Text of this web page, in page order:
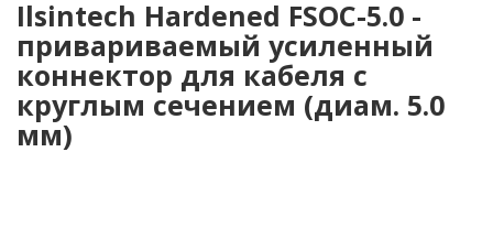
Ilsintech Hardened FSOC-5.0 -
привариваемый усиленный
коннектор для кабеля с
круглым сечением (диам. 5.0
мм)